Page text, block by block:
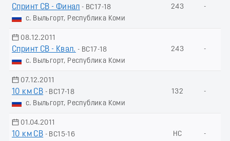
Спринт СВ - Финал - ВС17-18
с. Выльгорт, Республика Коми
243 -
08.12.2011
Спринт СВ - Квал. - ВС17-18
с. Выльгорт, Республика Коми
243 -
07.12.2011
10 км СВ - ВС17-18
с. Выльгорт, Республика Коми
132 -
01.04.2011
10 км СВ - ВС15-16
НС -